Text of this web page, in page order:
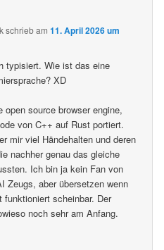
schriebam11. April 2026 um
typisiert. Wie ist das eine
XD
open source browser engine,
von C++ auf Rust portiert.
mir viel Händehalten und deren
nachher genau das gleiche
Ich bin ja kein Fan von
Zeugs, aber übersetzen wenn
funktioniert scheinbar. Der
noch sehr am Anfang.